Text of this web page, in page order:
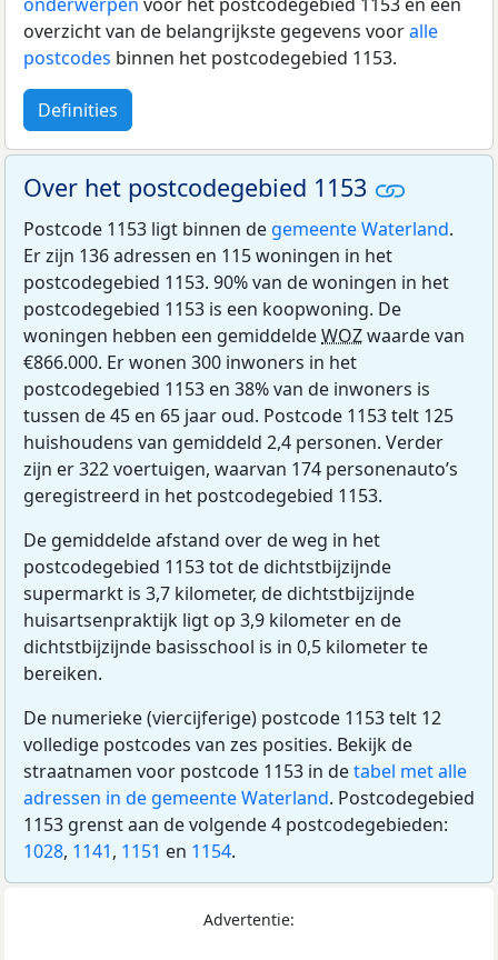
overzicht van de belangrijkste gegevens vooralle
postcodes binnen het postcodegebied 1153.
Definities
Over het postcodegebied 1153
Postcode 1153 ligt binnen de gemeente Waterland.
Er zijn 136 adressen en 115 woningen in het
postcodegebied 1153. 90% van de woningen in het
postcodegebied 1153 is een koopwoning. De
woningen hebben een gemiddeldeWOZwaarde van
€866.000. Er wonen 300 inwoners in het
postcodegebied 1153 en 38% van de inwoners is
tussen de 45 en 65 jaar oud. Postcode 1153 telt 125
huishoudens van gemiddeld 2,4 personen. Verder
zijn er 322 voertuigen, waarvan 174 personenauto’s
geregistreerd in het postcodegebied 1153.
De gemiddelde afstand over de weg in het
postcodegebied 1153 tot de dichtstbijzijnde
supermarkt is 3,7 kilometer, de dichtstbijzijnde
huisartsenpraktijk ligt op 3,9 kilometer en de
dichtstbijzijnde basisschool is in 0,5 kilometer te
bereiken.
De numerieke (viercijferige) postcode 1153 telt 12
volledige postcodes van zes posities. Bekijk de
straatnamen voor postcode 1153 in detabel met alle
adressen in de gemeente Waterland. Postcodegebied
1153 grenst aan de volgende 4 postcodegebieden:
1028, 1141, 1151 en 1154.
Advertentie: